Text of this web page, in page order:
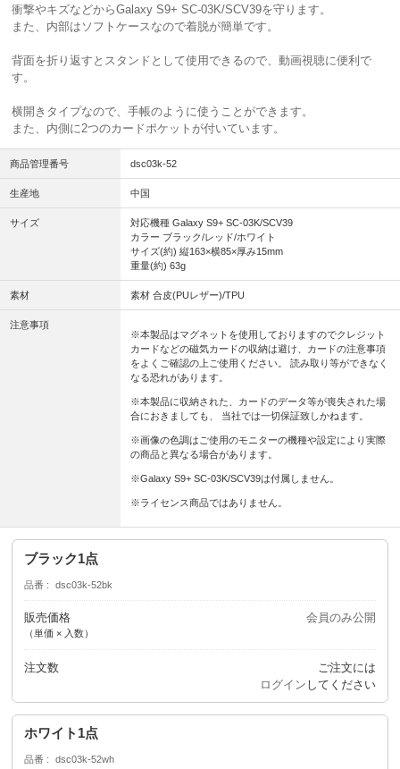
衝撃やキズなどからGalaxy S9+ SC-03K/SCV39を守ります。
また、内部はソフトケースなので着脱が簡単です。
背面を折り返すとスタンドとして使用できるので、動画視聴に便利で
す。
横開きタイプなので、手帳のように使うことができます。
また、内側に2つのカードポケットが付いています。
商品管理番号 dsc03k-52
生産地 中国
サイズ
対応機種 Galaxy S9+ SC-03K/SCV39
カラー ブラック/レッド/ホワイト
サイズ(約) 縦163×横85×厚み15mm
重量(約) 63g
素材 素材 合皮(PUレザー)/TPU
注意事項
※本製品はマグネットを使用しておりますのでクレジット
カードなどの磁気カードの収納は避け、カードの注意事項
をよくご確認の上ご使用ください。 読み取り等ができなく
なる恐れがあります。
※本製品に収納された、カードのデータ等が喪失された場
合におきましても、 当社では一切保証致しかねます。
※画像の色調はご使用のモニターの機種や設定により実際
の商品と異なる場合があります。
※Galaxy S9+ SC-03K/SCV39は付属しません。
※ライセンス商品ではありません。
ブラック1点
品番 dsc03k-52bk
販売価格
（単価 × 入数）
会員のみ公開
注文数
ご注文には
ログイン してください
ホワイト1点
品番 dsc03k-52wh